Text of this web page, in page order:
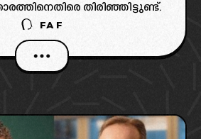
തിരിഞ്ഞിട്ടുണ്ട്.
FAF